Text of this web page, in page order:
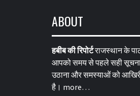
ABOUT
हबीब की रिपोर्टराजस्थान के
आपको समय से पहले सही
उठाना और समस्याओं को
है। more…